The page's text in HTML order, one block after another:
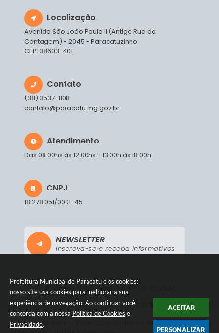
Prefeitura Municipal de Paracatu e os cookies:
nosso site usa cookies para melhorar a sua
experiência de navegação. Ao continuar você
concorda com a nossa Política de Cookies e
Privacidade.
ACEITAR
PERSONALIZAR
Localização
Avenida São João Paulo II (Antiga Rua da
Contagem) - 2045 - Paracatuzinho
CEP: 38603-401
Contato
(38) 3537-1108
contato@paracatu.mg.gov.br
Atendimento
Das 08:00hs às 12:00hs - 13:00h às 18:00h
CNPJ
18.278.051/0001-45
NEWSLETTER
Inscreva-se e receba informativos
Versão do Sistema:
Portal atualizado em:06/08/2026 18:58 Dados Abertos
© Copyright Instar - 2006-2026. Todos os direitos